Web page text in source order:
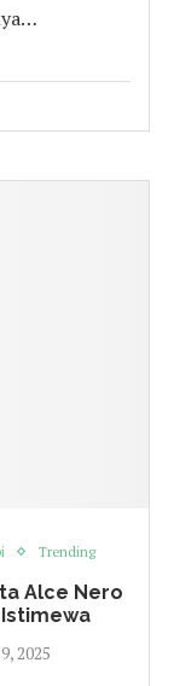
Trending
Alce Nero
Istimewa
2025